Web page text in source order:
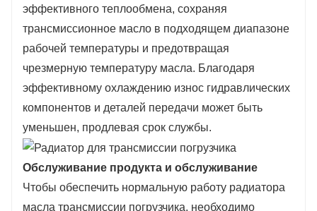
эффективного теплообмена, сохраняя
трансмиссионное масло в подходящем диапазоне
рабочей температуры и предотвращая
чрезмерную температуру масла. Благодаря
эффективному охлаждению износ гидравлических
компонентов и деталей передачи может быть
уменьшен, продлевая срок службы.
Обслуживание продукта и обслуживание
Чтобы обеспечить нормальную работу радиатора
масла трансмиссии погрузчика, необходимо